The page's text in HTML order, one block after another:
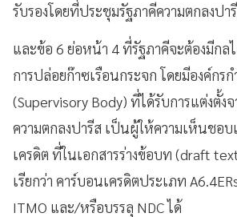
รับรองโดยที่ประชุมรัฐภาคีความตกลงปา
และข้อ 6 ย่อหน้า 4 ที่รัฐภาคีจะต้องมีกล
การปล่อยก๊าซเรือนกระจก โดยมีองค์กร
(Supervisory Body) ที่ได้รับการแต่งตั้ง
ความตกลงปารีส เป็นผู้ให้ความเห็นชอบ
เครดิต ที่ในเอกสารร่างข้อบท (draft
เรียกว่า คาร์บอนเครดิตประเภท
ITMO และ/หรือบรรลุ NDC ได้